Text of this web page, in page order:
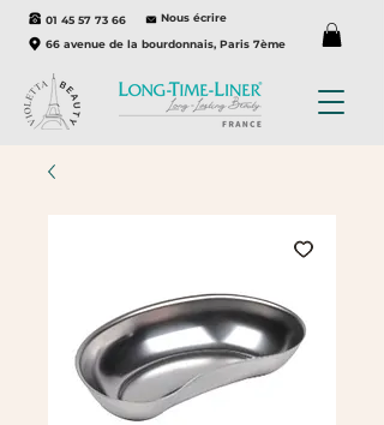
01 45 57 73 66 Nous écrire
66 avenue de la bourdonnais, Paris 7ème